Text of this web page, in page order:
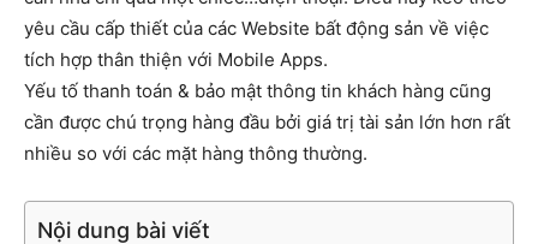
yêu cầu cấp thiết của các Website bất động sản về việc
tích hợp thân thiện với Mobile Apps.
Yếu tố thanh toán & bảo mật thông tin khách hàng cũng
cần được chú trọng hàng đầu bởi giá trị tài sản lớn hơn rất
nhiều so với các mặt hàng thông thường.
Nội dung bài viết